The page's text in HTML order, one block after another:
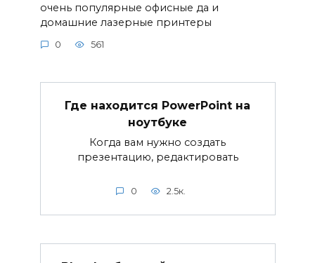
очень популярные офисные да и
домашние лазерные принтеры
0 561
Где находится PowerPoint на
ноутбуке
Когда вам нужно создать
презентацию, редактировать
0 2.5к.